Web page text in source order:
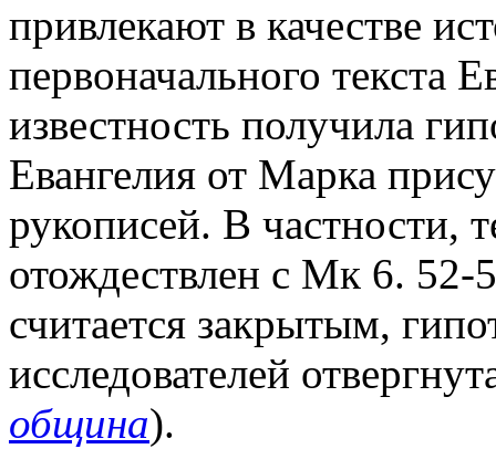
привлекают в качестве
первоначального текста
известность получила
Евангелия от Марка
рукописей. В частности,
отождествлен с Мк 6. 52-
считается закрытым,
исследователей
община).